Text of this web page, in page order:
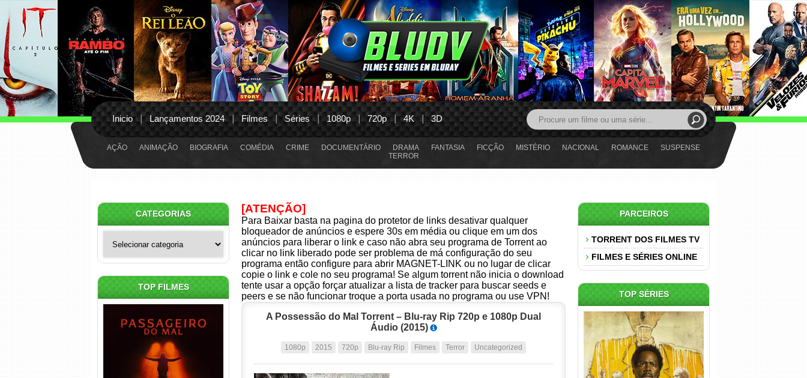
Inicio Lançamentos 2024 Filmes Séries 1080p 720p 4K 3D
AÇÃO ANIMAÇÃO BIOGRAFIA COMÉDIA CRIME DOCUMENTÁRIO DRAMA FANTASIA FICÇÃO MISTÉRIO NACIONAL ROMANCE
SUSPENSE
TERROR
[ATENÇÃO]
Para Baixar basta na pagina do protetor de links desativar qualquer
bloqueador de anúncios e espere 30s em média ou clique em um dos
anúncios para liberar o link e caso não abra seu programa de Torrent ao
clicar no link liberado pode ser problema de má configuração do seu
programa então configure para abrir MAGNET-LINK ou no lugar de clicar
copie o link e cole no seu programa! Se algum torrent não inicia o download
tente usar a opção forçar atualizar a lista de tracker para buscar seeds e
peers e se não funcionar troque a porta usada no programa ou use VPN!
A Possessão do Mal Torrent – Blu-ray Rip 720p e 1080p Dual
Áudio (2015)
1080p 2015 720p Blu-ray Rip Filmes Terror Uncategorized
CATEGORIAS
TOP FILMES
PARCEIROS
TORRENT DOS FILMES TV
FILMES E SÉRIES ONLINE
TOP SÉRIES